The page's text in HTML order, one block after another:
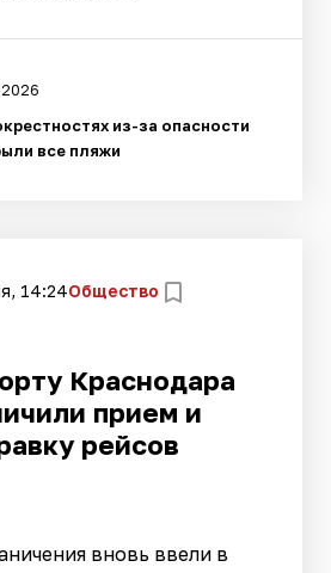
2026
из-за опасности
все пляжи
14:24Общество
Краснодара
прием и
рейсов
вновь ввели в